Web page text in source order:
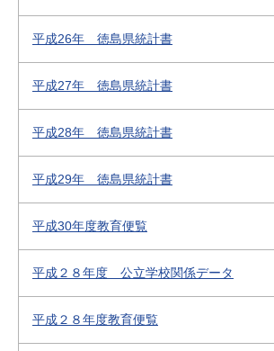
平成26年 徳島県統計書
平成27年 徳島県統計書
平成28年 徳島県統計書
平成29年 徳島県統計書
平成30年度教育便覧
平成２８年度 公立学校関係データ
平成２８年度教育便覧